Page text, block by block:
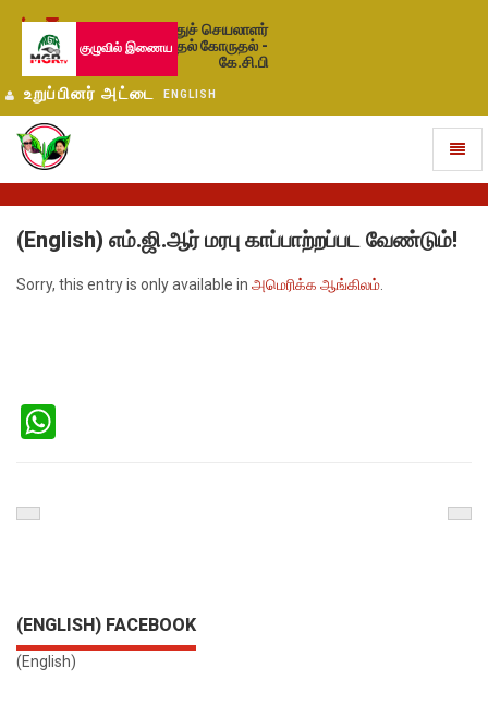
பொதுச் செயலாளர்
தேர்தல் கோருதல் -
கே.சி.பி
உறுப்பினர் அட்டை ENGLISH
(English) எம்.ஜி.ஆர் மரபு காப்பாற்றப்பட வேண்டும்!
Sorry, this entry is only available in அமெரிக்க ஆங்கிலம்
Previous
(ENGLISH) FACEBOOK
(English)
குழுவில் இணைய